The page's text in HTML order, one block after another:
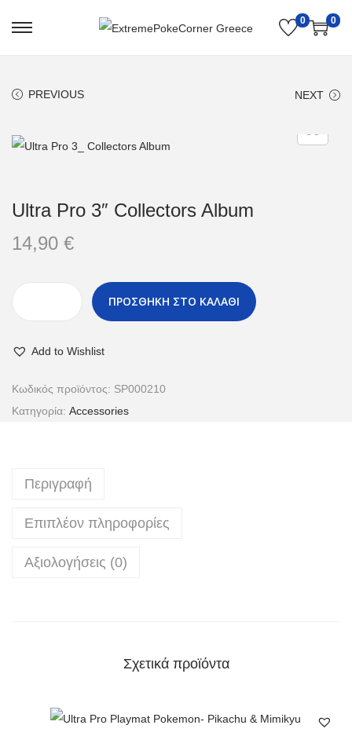
0 0
PREVIOUS NEXT
Ultra Pro 3″ Collectors Album
14,90 €
ΠΡΟΣΘΗΚΗ ΣΤΟ ΚΑΛΑΘΙ
Add to Wishlist
Κωδικός προϊόντος: SP000210
Κατηγορία: Accessories
Περιγραφή
Επιπλέον πληροφορίες
Αξιολογήσεις (0)
Σχετικά προϊόντα